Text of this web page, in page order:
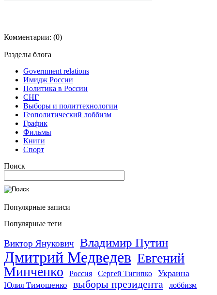
Комментарии: (0)
Разделы блога
Government relations
Имидж России
Политика в России
СНГ
Выборы и политтехнологии
Геополитический лоббизм
График
Фильмы
Книги
Спорт
Поиск
Популярные записи
Популярные теги
Виктор Янукович Владимир Путин
Дмитрий Медведев Евгений
Минченко
Россия Сергей Тигипко Украина
Юлия Тимошенко выборы президента лоббизм